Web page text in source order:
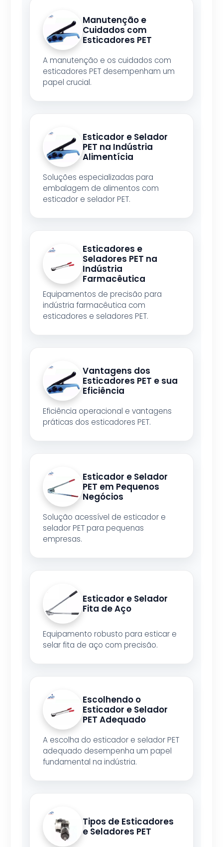
Manutenção e
Cuidados com
Esticadores PET
A manutenção e os cuidados com
esticadores PET desempenham um
papel crucial.
Esticador e Selador
PET na Indústria
Alimentícia
Soluções especializadas para
embalagem de alimentos com
esticador e selador PET.
Esticadores e
Seladores PET na
Indústria
Farmacêutica
Equipamentos de precisão para
indústria farmacêutica com
esticadores e seladores PET.
Vantagens dos
Esticadores PET e sua
Eficiência
Eficiência operacional e vantagens
práticas dos esticadores PET.
Esticador e Selador
PET em Pequenos
Negócios
Solução acessível de esticador e
selador PET para pequenas
empresas.
Esticador e Selador
Fita de Aço
Equipamento robusto para esticar e
selar fita de aço com precisão.
Escolhendo o
Esticador e Selador
PET Adequado
A escolha do esticador e selador PET
adequado desempenha um papel
fundamental na indústria.
Tipos de Esticadores
e Seladores PET